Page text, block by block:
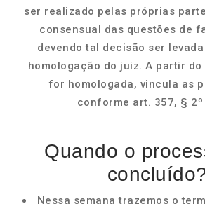
ser realizado pelas próprias
consensual das questões de
devendo tal decisão ser
homologação do juiz. A partir do
for homologada, vincula as
conforme art. 357, § 2º
Quando o
Nessa semana trazemos o